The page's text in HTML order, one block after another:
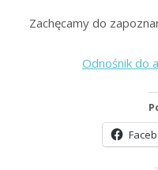
Zachęcamy do
Odnośnik do